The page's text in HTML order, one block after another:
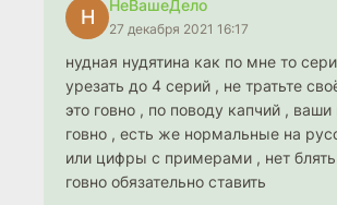
Н
НеВашеДело
27 декабря 2021 16:17
нудная нудятина как по мне то
урезать до 4 серий , не тратьте
это говно , по поводу капчий , ваши
говно , есть же нормальные на
или цифры с примерами , нет блять
говно обязательно ставить